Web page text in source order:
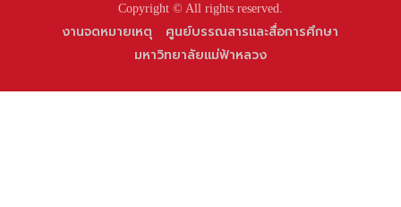
Copyright © All rights reserved.
งานจดหมายเหตุ
ศูนย์บรรณสารและสื่อการศึกษา
มหาวิทยาลัยแม่ฟ้าหลวง